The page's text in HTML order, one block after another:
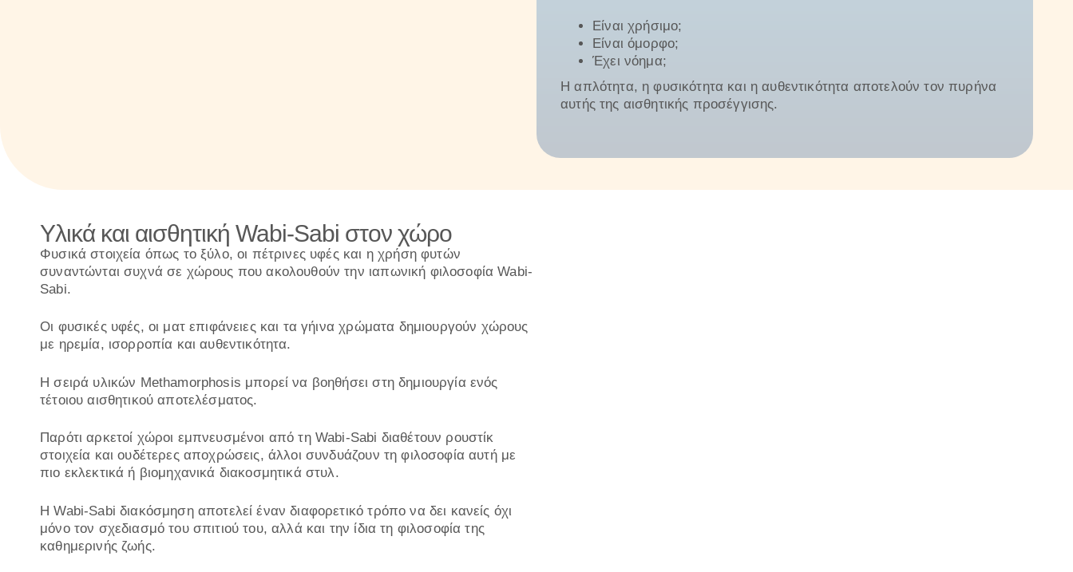
Είναι χρήσιμο;
Είναι όμορφο;
Έχει νόημα;
Η απλότητα, η φυσικότητα και η αυθεντικότητα αποτελούν τον πυρήνα
αυτής της αισθητικής προσέγγισης.
Υλικά και αισθητική Wabi-Sabi στον χώρο
Φυσικά στοιχεία όπως το ξύλο, οι πέτρινες υφές και η χρήση φυτών
συναντώνται συχνά σε χώρους που ακολουθούν την ιαπωνική φιλοσοφία Wabi-
Sabi.
Οι φυσικές υφές, οι ματ επιφάνειες και τα γήινα χρώματα δημιουργούν χώρους
με ηρεμία, ισορροπία και αυθεντικότητα.
Η σειρά υλικών Methamorphosis μπορεί να βοηθήσει στη δημιουργία ενός
τέτοιου αισθητικού αποτελέσματος.
Παρότι αρκετοί χώροι εμπνευσμένοι από τη Wabi-Sabi διαθέτουν ρουστίκ
στοιχεία και ουδέτερες αποχρώσεις, άλλοι συνδυάζουν τη φιλοσοφία αυτή με
πιο εκλεκτικά ή βιομηχανικά διακοσμητικά στυλ.
Η Wabi-Sabi διακόσμηση αποτελεί έναν διαφορετικό τρόπο να δει κανείς όχι
μόνο τον σχεδιασμό του σπιτιού του, αλλά και την ίδια τη φιλοσοφία της
καθημερινής ζωής.